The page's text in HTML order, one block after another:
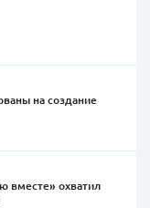
на создание
вместе» охватил